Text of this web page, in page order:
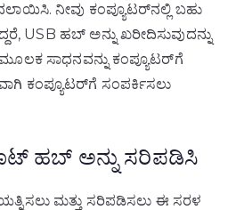
ನೀವು ಕಂಪ್ಯೂಟರ್‌ನಲ್ಲಿ ಬಹು
USB ಹಬ್ ಅನ್ನು ಖರೀದಿಸುವುದನ್ನು
ಸಾಧನವನ್ನು ಕಂಪ್ಯೂಟರ್‌ಗೆ
ಕಂಪ್ಯೂಟರ್‌ಗೆ ಸಂಪರ್ಕಿಸಲು
ಹಬ್ ಅನ್ನು ಸರಿಪಡಿಸಿ
ಮತ್ತು ಸರಿಪಡಿಸಲು ಈ ಸರಳ